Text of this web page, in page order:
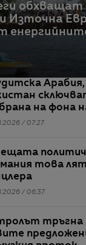
обхващат
Източна
Арабия,
на фона
/ 07:27
това
/ 06:37
тръгна